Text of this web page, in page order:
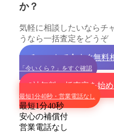
か？
気軽に相談したいならチ
うなら一括査定をどうぞ
チャットで今すぐ無料
「今いくら？」をすぐ確認
9社無料一括査定を始
最短1分40秒・営業電話なし
最短1分40秒
安心の補償付
営業電話なし